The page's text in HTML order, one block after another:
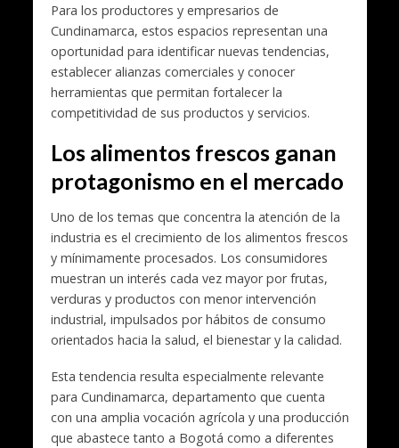
Para los productores y empresarios de
Cundinamarca, estos espacios representan una
oportunidad para identificar nuevas tendencias,
establecer alianzas comerciales y conocer
herramientas que permitan fortalecer la
competitividad de sus productos y servicios.
Los alimentos frescos ganan
protagonismo en el mercado
Uno de los temas que concentra la atención de la
industria es el crecimiento de los alimentos frescos
y mínimamente procesados. Los consumidores
muestran un interés cada vez mayor por frutas,
verduras y productos con menor intervención
industrial, impulsados por hábitos de consumo
orientados hacia la salud, el bienestar y la calidad.
Esta tendencia resulta especialmente relevante
para Cundinamarca, departamento que cuenta
con una amplia vocación agrícola y una producción
que abastece tanto a Bogotá como a diferentes